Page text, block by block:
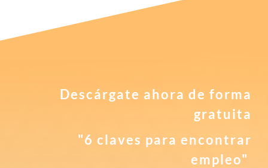
Descárgate ahora de forma
gratuita
"6 claves para encontrar
empleo"